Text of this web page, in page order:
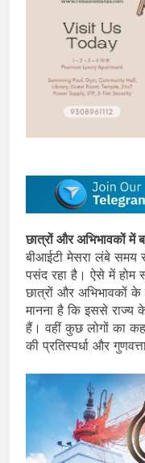
छात्रों और अभिभावकों में
बीआईटी मेसरा लंबे समय
पसंद रहा है। ऐसे में होम
छात्रों और अभिभावकों के
मानना है कि इससे राज्य
हैं। वहीं कुछ लोगों का
की प्रतिस्पर्धा और